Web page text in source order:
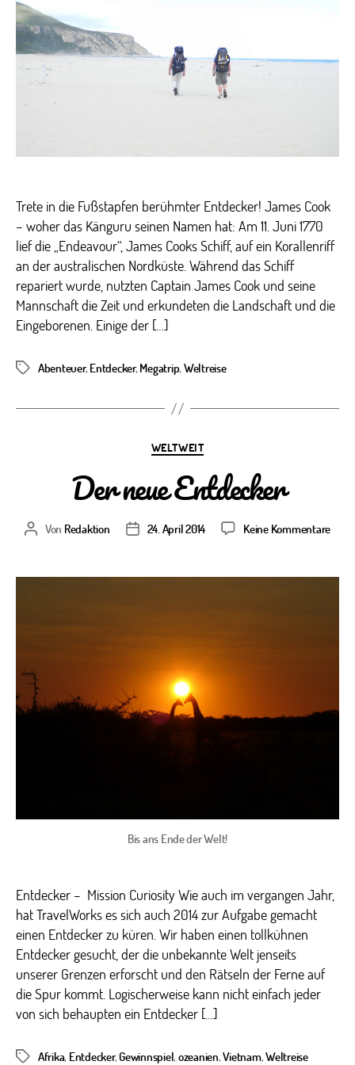
Trete in die Fußstapfen berühmter Entdecker! James Cook
– woher das Känguru seinen Namen hat: Am 11. Juni 1770
lief die „Endeavour“, James Cooks Schiff, auf ein Korallenriff
an der australischen Nordküste. Während das Schiff
repariert wurde, nutzten Captain James Cook und seine
Mannschaft die Zeit und erkundeten die Landschaft und die
Eingeborenen. Einige der […]
Schlagwörter
Abenteuer, Entdecker, Megatrip, Weltreise
Kategorien
WELTWEIT
Der neue Entdecker
Beitragsautor
Von Redaktion Veröffentlichungsdatum
24. April 2014 Keine Kommentarezu
Bis ans Ende der Welt!
Entdecker – Mission Curiosity Wie auch im vergangen Jahr,
hat TravelWorks es sich auch 2014 zur Aufgabe gemacht
einen Entdecker zu küren. Wir haben einen tollkühnen
Entdecker gesucht, der die unbekannte Welt jenseits
unserer Grenzen erforscht und den Rätseln der Ferne auf
die Spur kommt. Logischerweise kann nicht einfach jeder
von sich behaupten ein Entdecker […]
Schlagwörter
Afrika, Entdecker,Gewinnspiel, ozeanien,Vietnam,Weltreise